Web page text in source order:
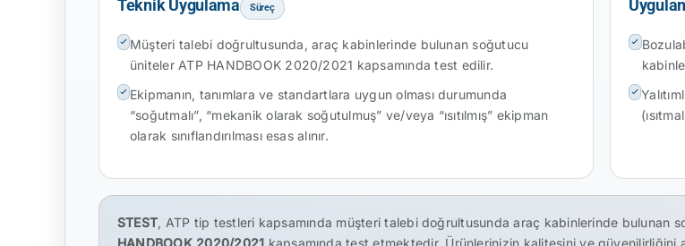
Teknik Uygulama Süreç
Müşteri talebi doğrultusunda, araç kabinlerinde bulunan soğutucu
üniteler ATP HANDBOOK 2020/2021 kapsamında test edilir.
Ekipmanın, tanımlara ve standartlara uygun olması durumunda
“soğutmalı”, “mekanik olarak soğutulmuş” ve/veya “ısıtılmış” ekipman
olarak sınıflandırılması esas alınır.
STEST, ATP tip testleri kapsamında müşteri talebi doğrultusunda araç kabinlerinde bulunan
HANDBOOK 2020/2021 kapsamında test etmektedir. Ürünlerinizin kalitesini ve güvenilirliğini